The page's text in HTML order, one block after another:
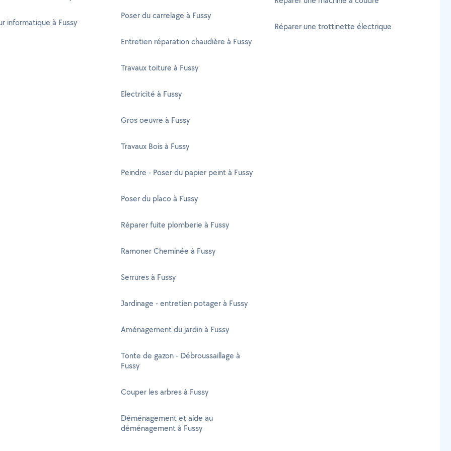
informatique à Fussy
Poser du carrelage à Fussy
Entretien réparation chaudière à Fussy
Travaux toiture à Fussy
Electricité à Fussy
Gros oeuvre à Fussy
Travaux Bois à Fussy
Peindre - Poser du papier peint à Fussy
Poser du placo à Fussy
Réparer fuite plomberie à Fussy
Ramoner Cheminée à Fussy
Serrures à Fussy
Jardinage - entretien potager à Fussy
Aménagement du jardin à Fussy
Tonte de gazon - Débroussaillage à
Fussy
Couper les arbres à Fussy
Déménagement et aide au
déménagement à Fussy
Réparer une trottinette électrique